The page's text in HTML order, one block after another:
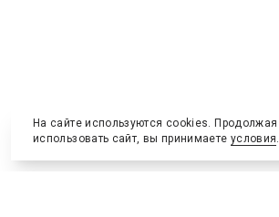
На сайте используются cookies. Продолжая
использовать сайт, вы принимаете условия.